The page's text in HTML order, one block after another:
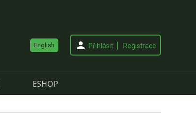
English Přihlásit Registrace
ESHOP